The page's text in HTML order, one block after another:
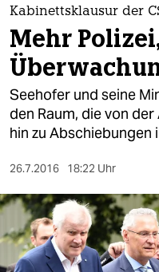
themen
politik
öko
gesellschaft
sport
berlin
nord
Kabinettsklausur der
Mehr
Seehofer und seine
den Raum, die von
hin zu Abschiebungen
26.7.2016 18:22 Uhr